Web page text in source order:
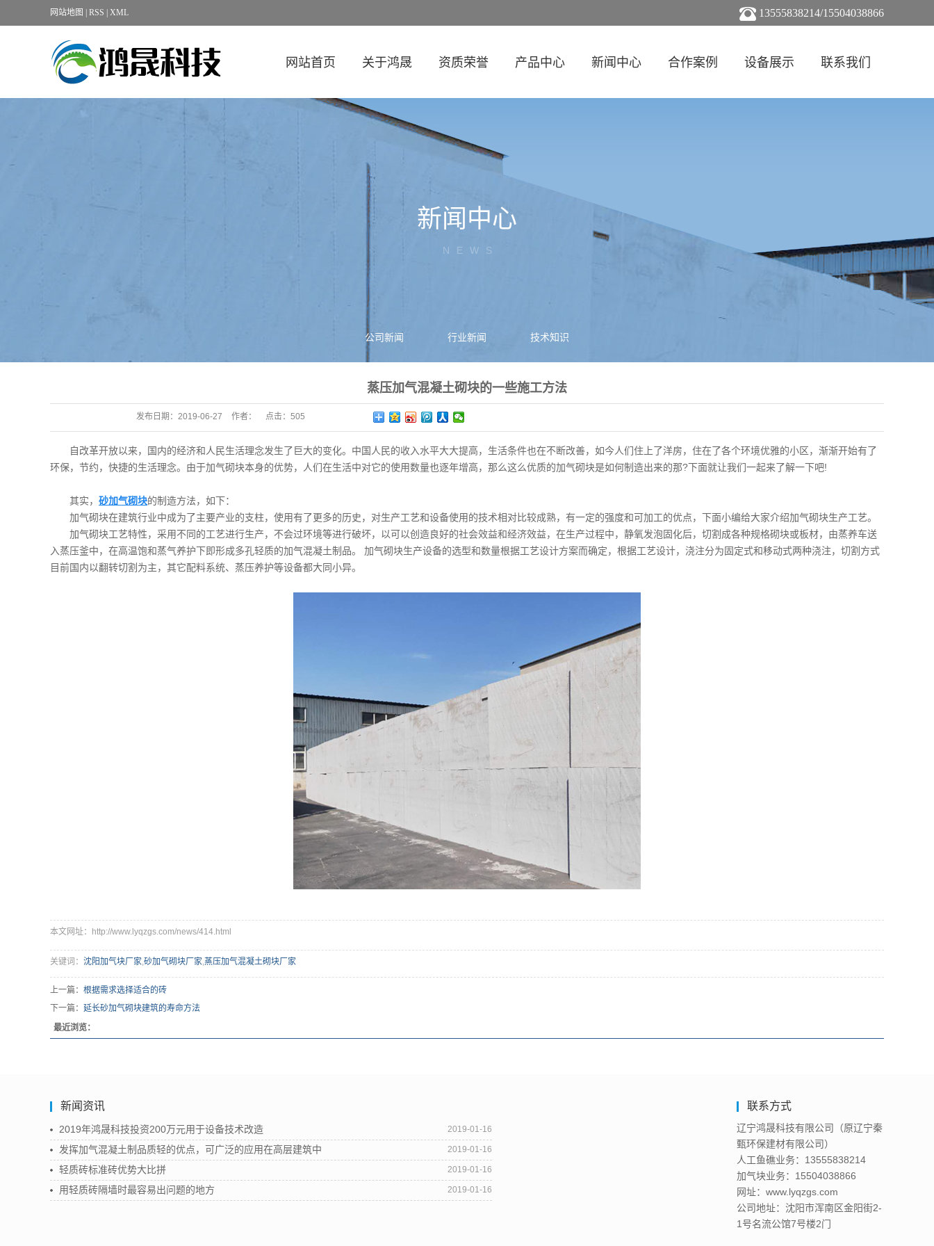
13555838214/15504038866
网站地图 RSS XML
网站首页 关于鸿晟 资质荣誉 产品中心 新闻中心 合作案例 设备展示 联系我们
新闻中心
NEWS
公司新闻 行业新闻 技术知识
蒸压加气混凝土砌块的一些施工方法
发布日期： 2019-06-27 作者： 点击： 505
自改革开放以来，国内的经济和人民生活理念发生了巨大的变化。中国人民的收入水平大大提高，生活条件也在不断改善，如今人们住上了洋房，住在了各个环境优雅的小区，渐渐开始有了
环保，节约，快捷的生活理念。由于加气砌块本身的优势，人们在生活中对它的使用数量也逐年增高，那么这么优质的加气砌块是如何制造出来的那?下面就让我们一起来了解一下吧!
其实， 砂加气砌块的制造方法，如下：
加气砌块在建筑行业中成为了主要产业的支柱，使用有了更多的历史，对生产工艺和设备使用的技术相对比较成熟，有一定的强度和可加工的优点，下面小编给大家介绍加气砌块生产工艺。
加气砌块工艺特性，采用不同的工艺进行生产，不会过环境等进行破坏，以可以创造良好的社会效益和经济效益，在生产过程中，静氧发泡固化后，切割成各种规格砌块或板材，由蒸养车送
入蒸压釜中，在高温饱和蒸气养护下即形成多孔轻质的加气混凝土制品。 加气砌块生产设备的选型和数量根据工艺设计方案而确定，根据工艺设计，浇注分为固定式和移动式两种浇注，切割方式
目前国内以翻转切割为主，其它配料系统、蒸压养护等设备都大同小异。
本文网址：http://www.lyqzgs.com/news/414.html
关键词： 沈阳加气块厂家,砂加气砌块厂家,蒸压加气混凝土砌块厂家
上一篇： 根据需求选择适合的砖
下一篇： 延长砂加气砌块建筑的寿命方法
最近浏览：
新闻资讯
2019年鸿晟科技投资200万元用于设备技术改造 2019-01-16
发挥加气混凝土制品质轻的优点，可广泛的应用在高层建筑中 2019-01-16
轻质砖标准砖优势大比拼 2019-01-16
用轻质砖隔墙时最容易出问题的地方 2019-01-16
联系方式
辽宁鸿晟科技有限公司（原辽宁秦
甄环保建材有限公司）
人工鱼礁业务：13555838214
加气块业务：15504038866
网址：www.lyqzgs.com
公司地址：沈阳市浑南区金阳街2-
1号名流公馆7号楼2门